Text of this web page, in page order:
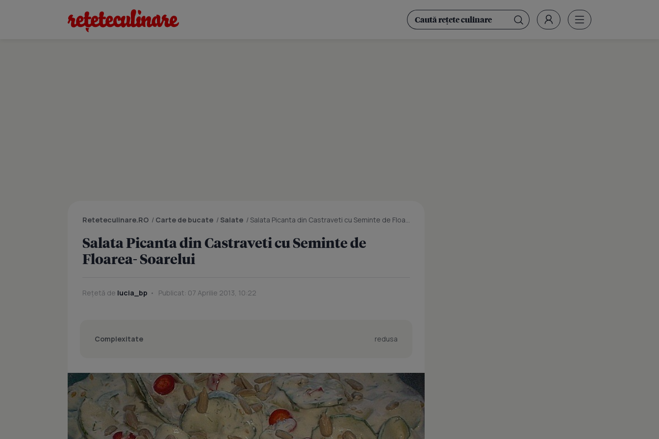
Reteteculinare.RO / Carte de bucate / Salate /Salata Picanta din Castraveti cu Seminte de Floarea- Soarelui
Salata Picanta din Castraveti cu Seminte de
Floarea- Soarelui
Rețetă de lucia_bp Publicat: 07 Aprilie 2013, 10:22
Complexitate redusa